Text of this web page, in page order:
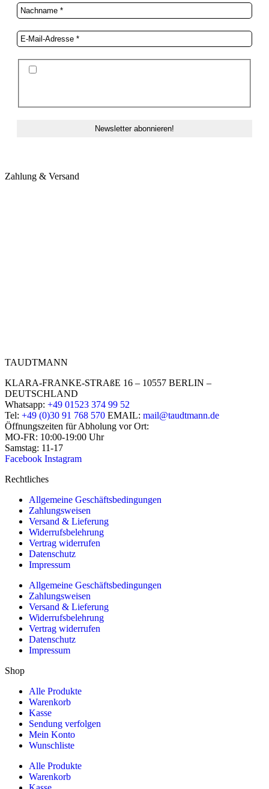
Zahlung & Versand
TAUDTMANN
KLARA-FRANKE-STRAßE 16 – 10557 BERLIN –
DEUTSCHLAND
Whatsapp: +49 01523 374 99 52
Tel: +49 (0)30 91 768 570 EMAIL: mail@taudtmann.de
Öffnungszeiten für Abholung vor Ort:
MO-FR: 10:00-19:00 Uhr
Samstag: 11-17
Facebook Instagram
Rechtliches
Allgemeine Geschäftsbedingungen
Zahlungsweisen
Versand & Lieferung
Widerrufsbelehrung
Vertrag widerrufen
Datenschutz
Impressum
Allgemeine Geschäftsbedingungen
Zahlungsweisen
Versand & Lieferung
Widerrufsbelehrung
Vertrag widerrufen
Datenschutz
Impressum
Shop
Alle Produkte
Warenkorb
Kasse
Sendung verfolgen
Mein Konto
Wunschliste
Alle Produkte
Warenkorb